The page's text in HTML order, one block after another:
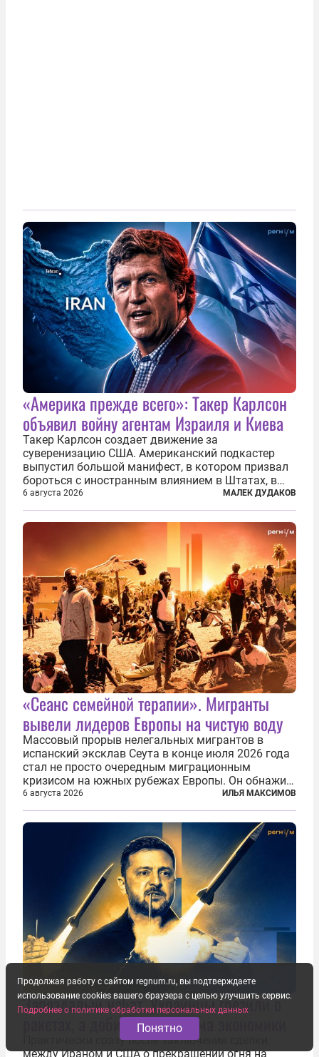
«Америка прежде всего»: Такер Карлсон
объявил войну агентам Израиля и Киева
Такер Карлсон создает движение за
суверенизацию США. Американский подкастер
выпустил большой манифест, в котором призвал
бороться с иностранным влиянием в Штатах, в
первую очередь имея в виду Израиль. А также
прекратить заморские войны, выплатить
репарации Ирану, остановить прием мигрантов...
6 августа 2026 МАЛЕК ДУДАКОВ
«Сеанс семейной терапии». Мигранты
вывели лидеров Европы на чистую воду
Массовый прорыв нелегальных мигрантов в
испанский эксклав Сеута в конце июля 2026 года
стал не просто очередным миграционным
кризисом на южных рубежах Европы. Он обнажил
фундаментальный раскол внутри Евросоюза,
продемонстрировав, что десятилетиями
выстраивавшаяся миграционная политика ЕС
6 августа 2026 ИЛЬЯ МАКСИМОВ
Запоздалый набат. Украинцы грезили о
ракетах, а добились разгрома экономики
Практически сразу после заключения сделки
между Ираном и США о прекращении огня на
Продолжая работу с сайтом regnum.ru, вы подтверждаете
использование cookies вашего браузера с целью улучшить сервис.
Подробнее о политике обработки персональных данных
Понятно